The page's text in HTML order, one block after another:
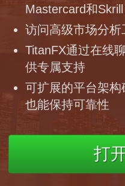
Mastercard和
访问高级市场分
TitanFX通过在线
供专属支持
可扩展的平台架
也能保持可靠性
打